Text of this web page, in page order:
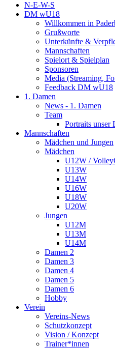
N-E-W-S
DM wU18
Willkommen in
Grußworte
Unterkünfte &
Mannschaften
Spielort & Spielplan
Sponsoren
Media (Streaming,
Feedback DM wU18
1. Damen
News - 1. Damen
Team
Portraits unser
Mannschaften
Mädchen und Jungen
Mädchen
U12W /
U13W
U14W
U16W
U18W
U20W
Jungen
U12M
U13M
U14M
Damen 2
Damen 3
Damen 4
Damen 5
Damen 6
Hobby
Verein
Vereins-News
Schutzkonzept
Vision / Konzept
Trainer*innen